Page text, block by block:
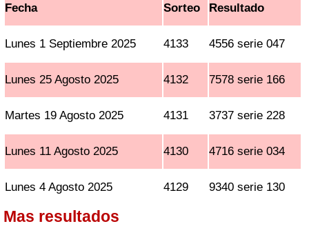
Fecha Sorteo Resultado
Lunes 1 Septiembre 2025 4133 4556 serie 047
Lunes 25 Agosto 2025 4132 7578 serie 166
Martes 19 Agosto 2025 4131 3737 serie 228
Lunes 11 Agosto 2025 4130 4716 serie 034
Lunes 4 Agosto 2025 4129 9340 serie 130
Mas resultados